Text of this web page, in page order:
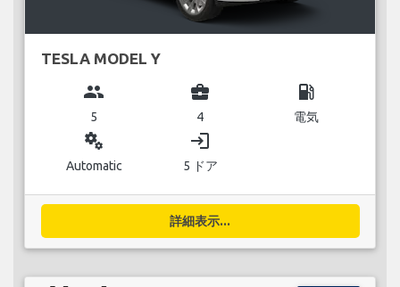
TESLA MODEL Y
group
5
business_center
4
local_gas_station
電気
miscellaneous_services
Automatic
login
5 ドア
詳細表示...